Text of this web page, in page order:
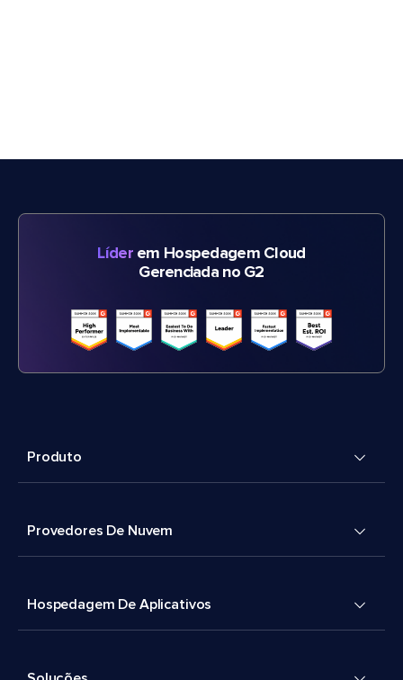
Líderem Hospedagem Cloud
Gerenciada no G2
Produto
Provedores De Nuvem
Hospedagem De Aplicativos